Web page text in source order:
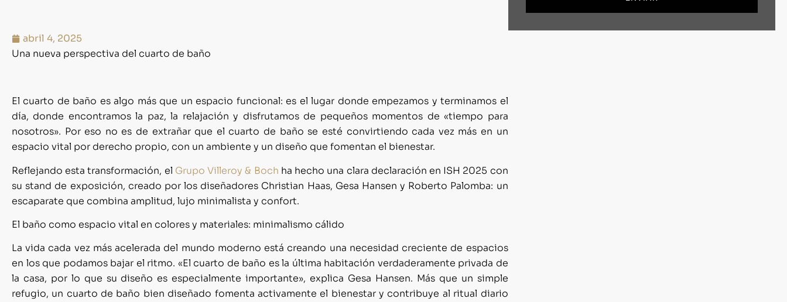
abril 4, 2025
Una nueva perspectiva del cuarto de baño
El cuarto de baño es algo más que un espacio funcional: es el lugar donde empezamos y terminamos el
día, donde encontramos la paz, la relajación y disfrutamos de pequeños momentos de «tiempo para
nosotros». Por eso no es de extrañar que el cuarto de baño se esté convirtiendo cada vez más en un
espacio vital por derecho propio, con un ambiente y un diseño que fomentan el bienestar.
Reflejando esta transformación, el Grupo Villeroy & Boch ha hecho una clara declaración en ISH 2025 con
su stand de exposición, creado por los diseñadores Christian Haas, Gesa Hansen y Roberto Palomba: un
escaparate que combina amplitud, lujo minimalista y confort.
El baño como espacio vital en colores y materiales: minimalismo cálido
La vida cada vez más acelerada del mundo moderno está creando una necesidad creciente de espacios
en los que podamos bajar el ritmo. «El cuarto de baño es la última habitación verdaderamente privada de
la casa, por lo que su diseño es especialmente importante», explica Gesa Hansen. Más que un simple
refugio, un cuarto de baño bien diseñado fomenta activamente el bienestar y contribuye al ritual diario